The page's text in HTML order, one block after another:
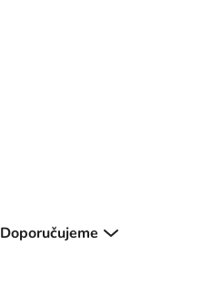
Doporučujeme